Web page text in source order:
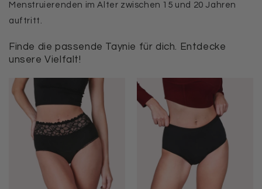
Menstruierenden im Alter zwischen 15 und 20 Jahren
auftritt.
Finde die passende Taynie für dich. Entdecke
unsere Vielfalt!